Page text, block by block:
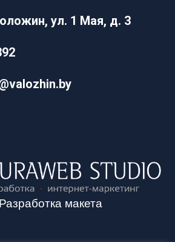
ул. 1 Мая, д. 3
Разработка макета